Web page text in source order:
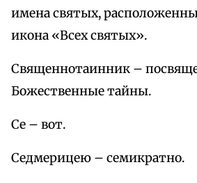
имена святых,
икона «Всех святых».
Священнотаинник –
Божественные тайны.
Се – вот.
Седмерицею – семикратно.